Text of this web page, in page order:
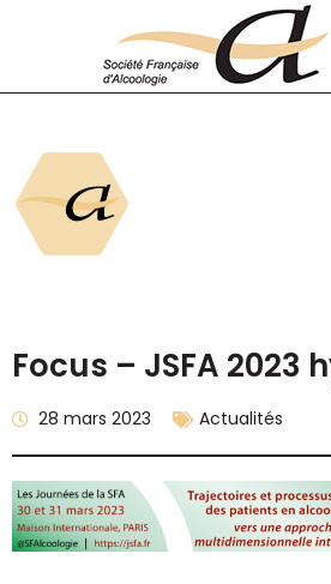
Panneau de gestion des cookies
Focus – JSFA 2023
28 mars 2023 Actualités